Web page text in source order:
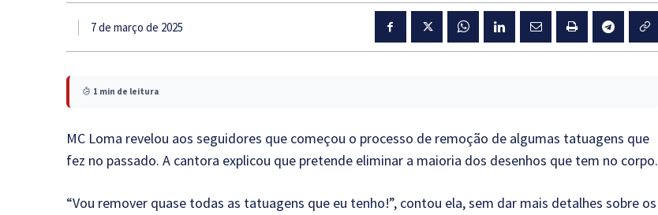
7 de março de 2025
1 min de leitura
MC Loma revelou aos seguidores que começou o processo de remoção de algumas tatuagens que
fez no passado. A cantora explicou que pretende eliminar a maioria dos desenhos que tem no corpo.
“Vou remover quase todas as tatuagens que eu tenho!”, contou ela, sem dar mais detalhes sobre os